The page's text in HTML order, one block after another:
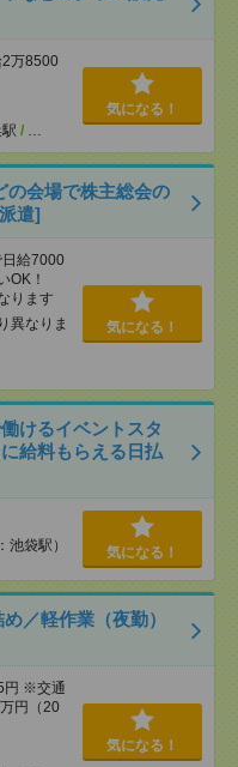
万8500
/ …
気になる！
の会場で株主総会の
遣]
給7000
OK！
ります
異なりま
気になる！
けるイベントスタ
給料もらえる日払
袋駅） 気になる！
／軽作業（夜勤）
円 ※交通
円（20
気になる！